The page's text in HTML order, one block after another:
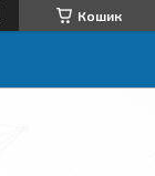
Кошик